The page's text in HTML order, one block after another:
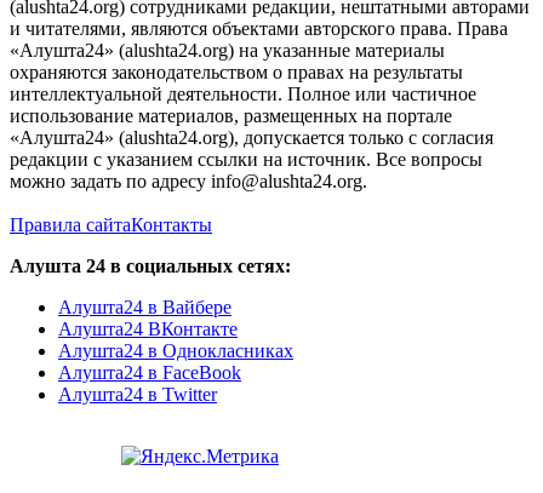
(alushta24.org) сотрудниками редакции, нештатными авторами
и читателями, являются объектами авторского права. Права
«Алушта24» (alushta24.org) на указанные материалы
охраняются законодательством о правах на результаты
интеллектуальной деятельности. Полное или частичное
использование материалов, размещенных на портале
«Алушта24» (alushta24.org), допускается только с согласия
редакции с указанием ссылки на источник. Все вопросы
можно задать по адресу info@alushta24.org.
Правила сайтаКонтакты
Алушта 24 в социальных сетях:
Алушта24 в Вайбере
Алушта24 ВКонтакте
Алушта24 в Однокласниках
Алушта24 в FaceBook
Алушта24 в Twitter